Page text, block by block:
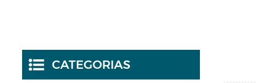
CATEGORIAS